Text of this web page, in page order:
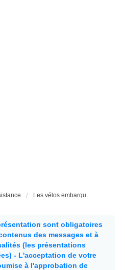
Les vélos embarqués dans nos fourgons aménagés ou nos camping-car
sont obligatoires
des messages et à
(les présentations
- L'acceptation de votre
à l'approbation de